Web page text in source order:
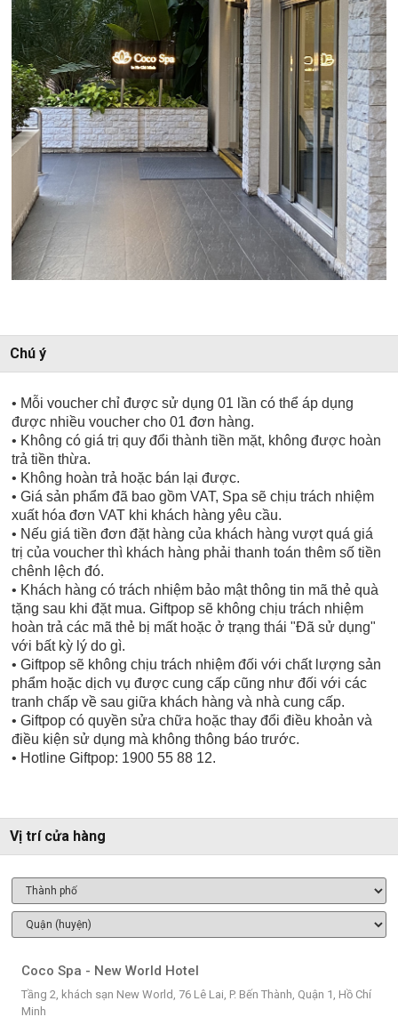
Chú ý
• Mỗi voucher chỉ được sử dụng 01 lần có thể áp dụng
được nhiều voucher cho 01 đơn hàng.
• Không có giá trị quy đổi thành tiền mặt, không được hoàn
trả tiền thừa.
• Không hoàn trả hoặc bán lại được.
• Giá sản phẩm đã bao gồm VAT, Spa sẽ chịu trách nhiệm
xuất hóa đơn VAT khi khách hàng yêu cầu.
• Nếu giá tiền đơn đặt hàng của khách hàng vượt quá giá
trị của voucher thì khách hàng phải thanh toán thêm số tiền
chênh lệch đó.
• Khách hàng có trách nhiệm bảo mật thông tin mã thẻ quà
tặng sau khi đặt mua. Giftpop sẽ không chịu trách nhiệm
hoàn trả các mã thẻ bị mất hoặc ở trạng thái "Đã sử dụng"
với bất kỳ lý do gì.
• Giftpop sẽ không chịu trách nhiệm đối với chất lượng sản
phẩm hoặc dịch vụ được cung cấp cũng như đối với các
tranh chấp về sau giữa khách hàng và nhà cung cấp.
• Giftpop có quyền sửa chữa hoặc thay đổi điều khoản và
điều kiện sử dụng mà không thông báo trước.
• Hotline Giftpop: 1900 55 88 12.
Vị trí cửa hàng
Coco Spa - New World Hotel
Tầng 2, khách sạn New World, 76 Lê Lai, P. Bến Thành, Quận 1, Hồ Chí
Minh